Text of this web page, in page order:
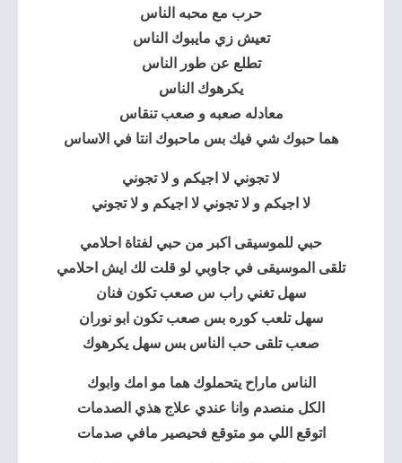
حرب مع محبه الناس
تعيش زي مايبوك الناس
تطلع عن طور الناس
يكرهوك الناس
معادله صعبه و صعب تنقاس
هما حبوك شي فيك بس ماحبوك انتا في الاساس
لا تجوني لا اجيكم و لا تجوني
لا اجيكم و لا تجوني لا اجيكم و لا تجوني
حبي للموسيقى اكبر من حبي لفتاة احلامي
تلقى الموسيقى في جاوبي لو قلت لك ايش احلامي
سهل تغني راب س صعب تكون فنان
سهل تلعب كوره بس صعب تكون ابو نوران
صعب تلقى حب الناس بس سهل يكرهوك
الناس ماراح يتحملوك هما مو امك وابوك
الكل منصدم وانا عندي علاج هذي الصدمات
اتوقع اللي مو متوقع فحيصير مافي صدمات